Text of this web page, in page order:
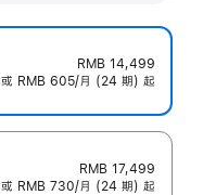
RMB 14,499
或 RMB 605/月 (24 期) 起
RMB 17,499
或 RMB 730/月 (24 期) 起